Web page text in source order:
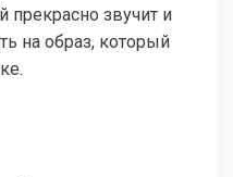
прекрасно звучит и
на образ, который